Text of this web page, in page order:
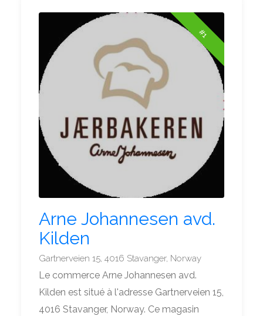
#1
Arne Johannesen avd.
Kilden
Gartnerveien 15, 4016 Stavanger, Norway
Le commerce Arne Johannesen avd.
Kilden est situé à l'adresse Gartnerveien 15,
4016 Stavanger, Norway. Ce magasin